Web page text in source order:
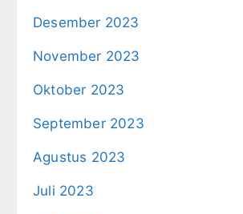
Desember 2023
November 2023
Oktober 2023
September 2023
Agustus 2023
Juli 2023